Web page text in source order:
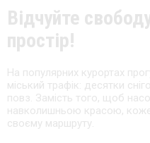
Відчуйте
простір!
На популярних курортах
міський трафік: десятки
повз. Замість того, щоб
навколишньою красою,
своєму маршруту.